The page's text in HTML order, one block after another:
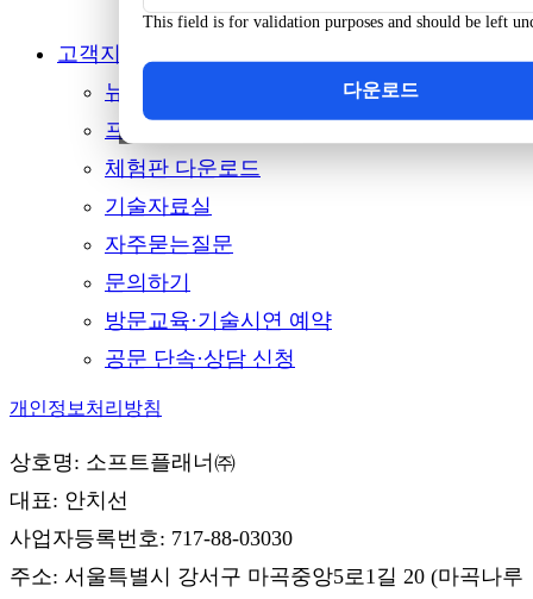
IT 통합보안 솔루션 (wizM)
고객지원
뉴스레터
프로모션
체험판 다운로드
기술자료실
자주묻는질문
문의하기
방문교육·기술시연 예약
공문 단속·상담 신청
개인정보처리방침
상호명: 소프트플래너㈜
대표: 안치선
사업자등록번호: 717-88-03030
주소: 서울특별시 강서구 마곡중앙5로1길 20 (마곡나루
This field is for validation purposes and should be left